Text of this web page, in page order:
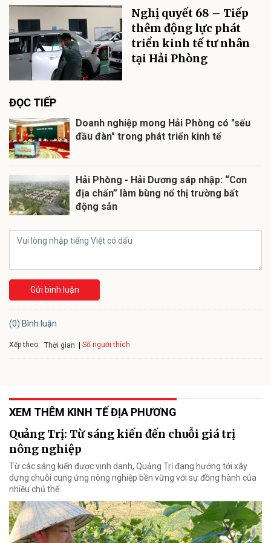
Nghị quyết 68 – Tiếp
thêm động lực phát
triển kinh tế tư nhân
tại Hải Phòng
ĐỌC TIẾP
Doanh nghiệp mong Hải Phòng có "sếu
đầu đàn" trong phát triển kinh tế
Hải Phòng - Hải Dương sáp nhập: “Cơn
địa chấn” làm bùng nổ thị trường bất
động sản
Gửi bình luận
(0) Bình luận
Xếp theo: Thời gian Số người thích
XEM THÊM KINH TẾ ĐỊA PHƯƠNG
Quảng Trị: Từ sáng kiến đến chuỗi giá trị
nông nghiệp
Từ các sáng kiến được vinh danh, Quảng Trị đang hướng tới xây
dựng chuỗi cung ứng nông nghiệp bền vững với sự đồng hành của
nhiều chủ thể.